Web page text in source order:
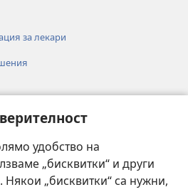
удобство на
„бисквитки“ и други
„бисквитки“ са нужни,
за лекари
кула“